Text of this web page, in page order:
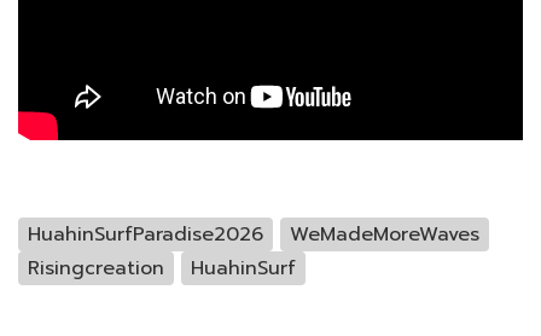
HuahinSurfParadise2026
WeMadeMoreWaves
Risingcreation​​
HuahinSurf